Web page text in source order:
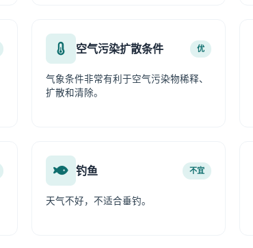
空气污染扩散条件 优
气象条件非常有利于空气污染物稀释、
扩散和清除。
钓鱼 不宜
天气不好，不适合垂钓。